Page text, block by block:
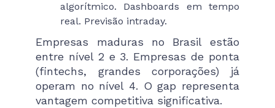
algorítmico. Dashboards em tempo
real. Previsão intraday.
Empresas maduras no Brasil estão
entre nível 2 e 3. Empresas de ponta
(fintechs, grandes corporações) já
operam no nível 4. O gap representa
vantagem competitiva significativa.